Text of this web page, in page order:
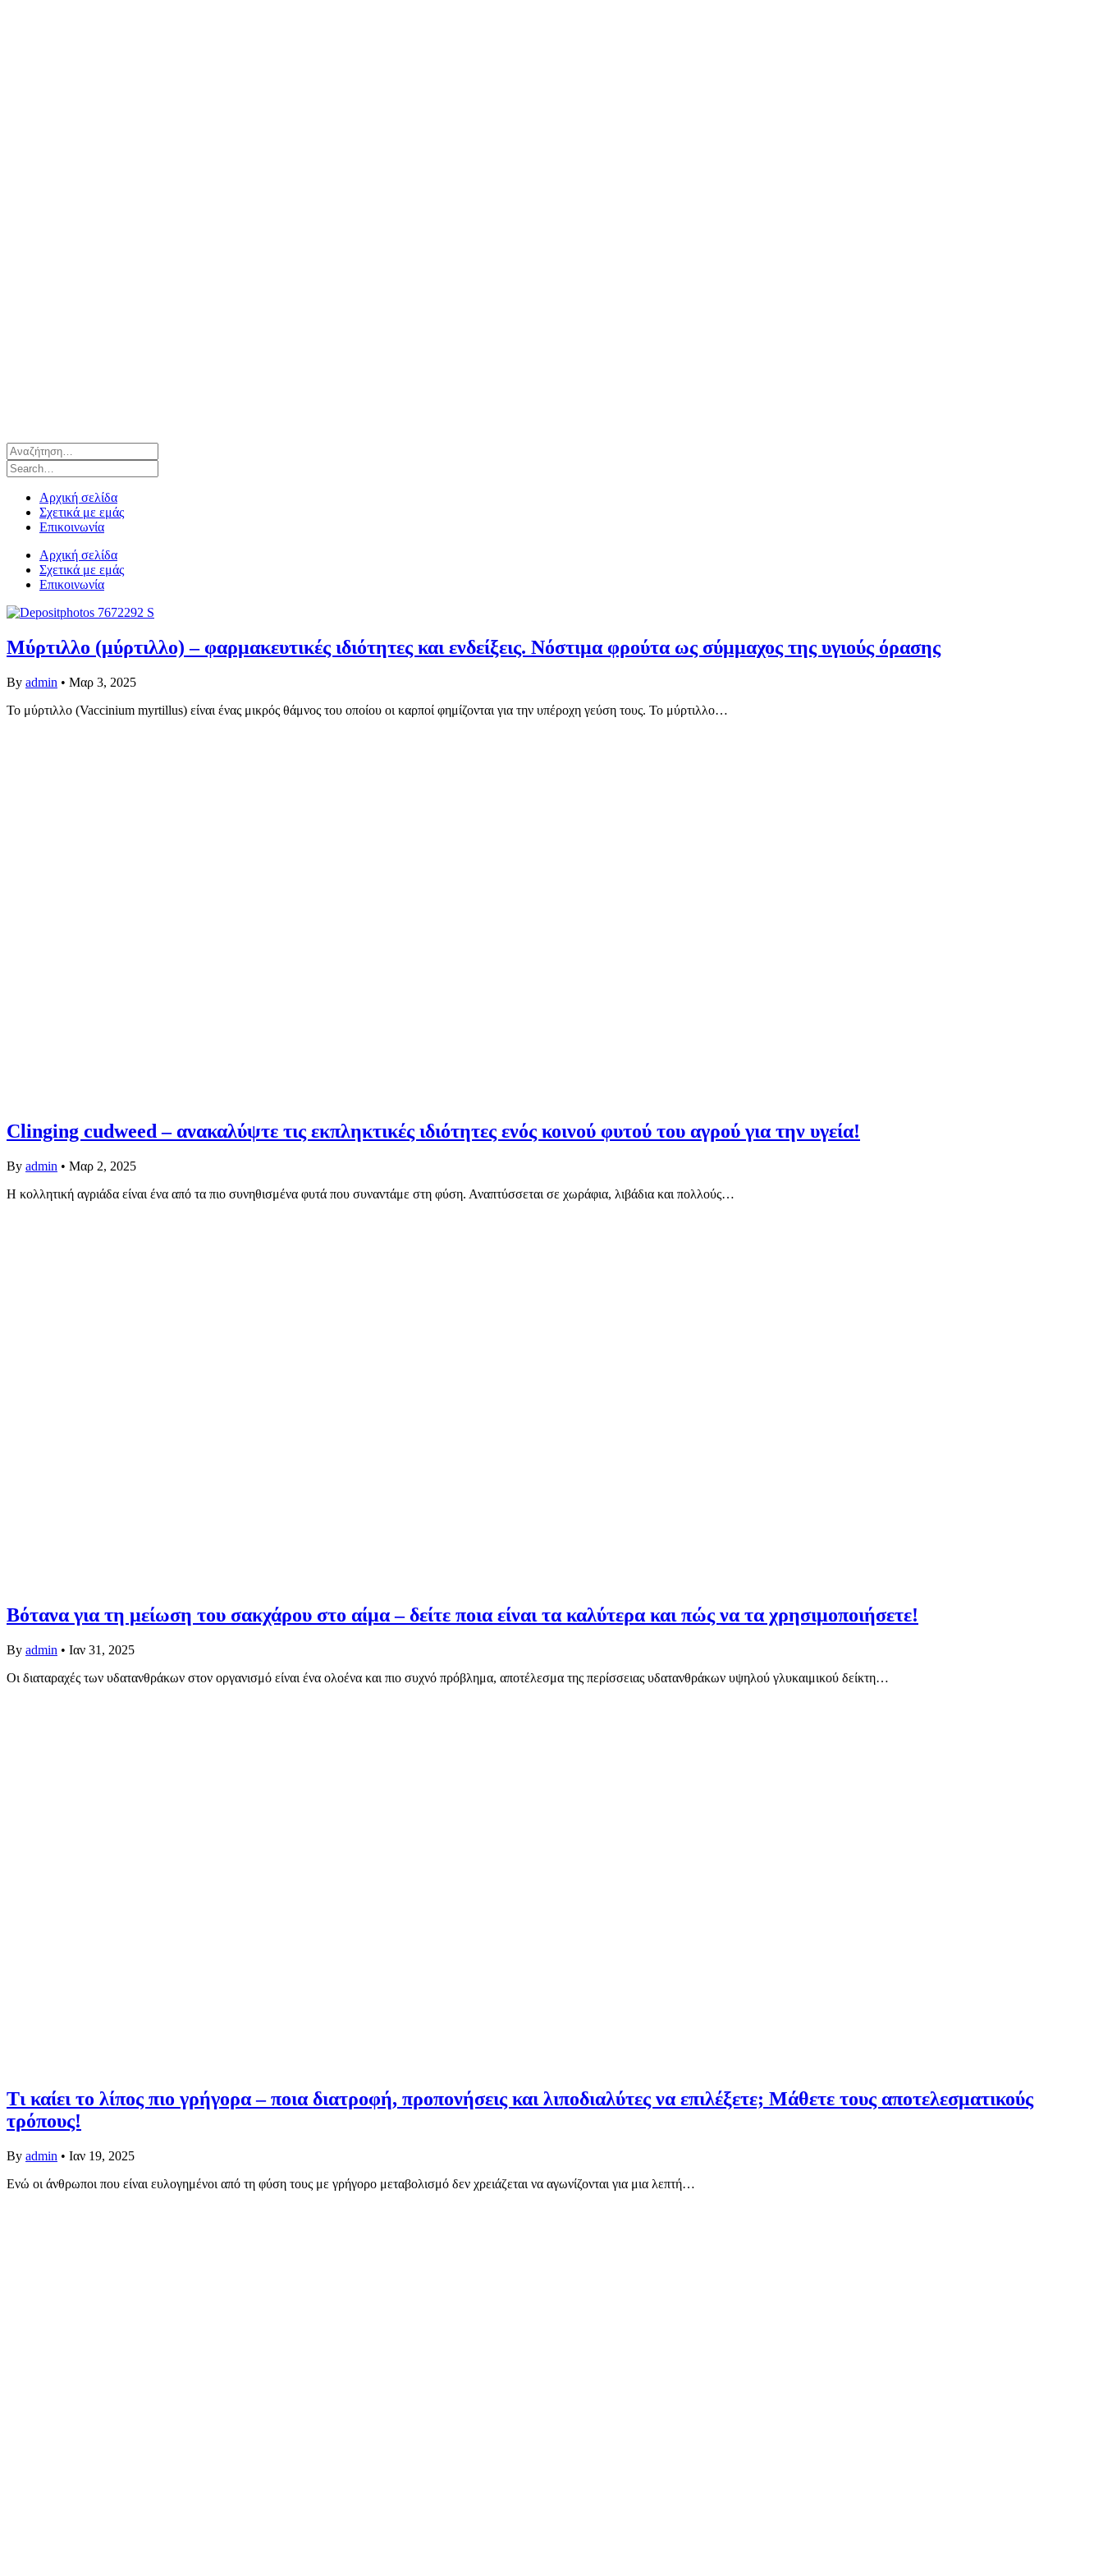
Αρχική σελίδα
Σχετικά με εμάς
Επικοινωνία
Αρχική σελίδα
Σχετικά με εμάς
Επικοινωνία
Μύρτιλλο (μύρτιλλο) – φαρμακευτικές ιδιότητες και ενδείξεις. Νόστιμα φρούτα ως σύμμαχος της υγιούς όρασης
By admin • Μαρ 3, 2025
Το μύρτιλλο (Vaccinium myrtillus) είναι ένας μικρός θάμνος του οποίου οι καρποί φημίζονται για την υπέροχη γεύση τους. Το μύρτιλλο…
Clinging cudweed – ανακαλύψτε τις εκπληκτικές ιδιότητες ενός κοινού φυτού του αγρού για την υγεία!
By admin • Μαρ 2, 2025
Η κολλητική αγριάδα είναι ένα από τα πιο συνηθισμένα φυτά που συναντάμε στη φύση. Αναπτύσσεται σε χωράφια, λιβάδια και πολλούς…
Βότανα για τη μείωση του σακχάρου στο αίμα – δείτε ποια είναι τα καλύτερα και πώς να τα χρησιμοποιήσετε!
By admin • Ιαν 31, 2025
Οι διαταραχές των υδατανθράκων στον οργανισμό είναι ένα ολοένα και πιο συχνό πρόβλημα, αποτέλεσμα της περίσσειας υδατανθράκων υψηλού γλυκαιμικού δείκτη…
Τι καίει το λίπος πιο γρήγορα – ποια διατροφή, προπονήσεις και λιποδιαλύτες να επιλέξετε; Μάθετε τους αποτελεσματικούς
τρόπους!
By admin • Ιαν 19, 2025
Ενώ οι άνθρωποι που είναι ευλογημένοι από τη φύση τους με γρήγορο μεταβολισμό δεν χρειάζεται να αγωνίζονται για μια λεπτή…